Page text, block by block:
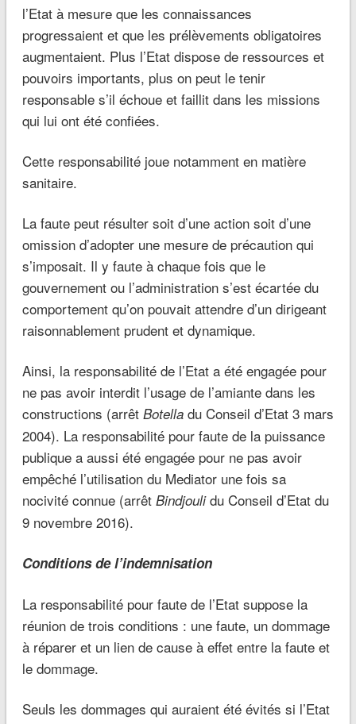
l’Etat à mesure que les connaissances
progressaient et que les prélèvements obligatoires
augmentaient. Plus l’Etat dispose de ressources et
pouvoirs importants, plus on peut le tenir
responsable s’il échoue et faillit dans les missions
qui lui ont été confiées.
Cette responsabilité joue notamment en matière
sanitaire.
La faute peut résulter soit d’une action soit d’une
omission d’adopter une mesure de précaution qui
s’imposait. Il y faute à chaque fois que le
gouvernement ou l’administration s’est écartée du
comportement qu’on pouvait attendre d’un dirigeant
raisonnablement prudent et dynamique.
Ainsi, la responsabilité de l’Etat a été engagée pour
ne pas avoir interdit l’usage de l’amiante dans les
constructions (arrêt Botella du Conseil d’Etat 3 mars
2004). La responsabilité pour faute de la puissance
publique a aussi été engagée pour ne pas avoir
empêché l’utilisation du Mediator une fois sa
nocivité connue (arrêt Bindjoulidu Conseil d’Etat du
9 novembre 2016).
Conditions de l’indemnisation
La responsabilité pour faute de l’Etat suppose la
réunion de trois conditions : une faute, un dommage
à réparer et un lien de cause à effet entre la faute et
le dommage.
Seuls les dommages qui auraient été évités si l’Etat